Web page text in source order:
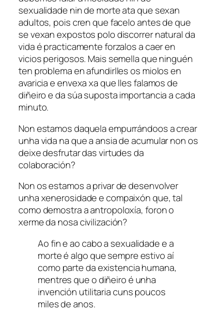
sexualidade nin de morte ata que sexan
adultos, pois cren que facelo antes de que
se vexan expostos polo discorrer natural da
vida é practicamente forzalos a caer en
vicios perigosos. Mais semella que ninguén
ten problema en afundirlles os miolos en
avaricia e envexa xa que lles falamos de
diñeiro e da súa suposta importancia a cada
minuto.
Non estamos daquela empurrándoos a crear
unha vida na que a ansia de acumular non os
deixe desfrutar das virtudes da
colaboración?
Non os estamos a privar de desenvolver
unha xenerosidade e compaixón que, tal
como demostra a antropoloxía, foron o
xerme da nosa civilización?
Ao fin e ao cabo a sexualidade e a
morte é algo que sempre estivo aí
como parte da existencia humana,
mentres que o diñeiro é unha
invención utilitaria cuns poucos
miles de anos.